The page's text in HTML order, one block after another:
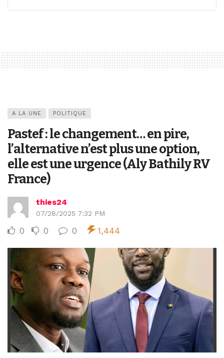
A LA UNE POLITIQUE
Pastef : le changement… en pire,
l’alternative n’est plus une option,
elle est une urgence (Aly Bathily RV
France)
thies24
07/28/2025 7:32 PM
0 0 0 1,444